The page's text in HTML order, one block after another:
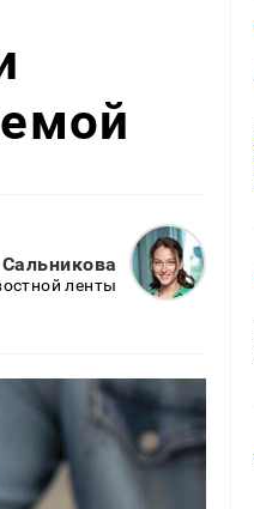
ленты